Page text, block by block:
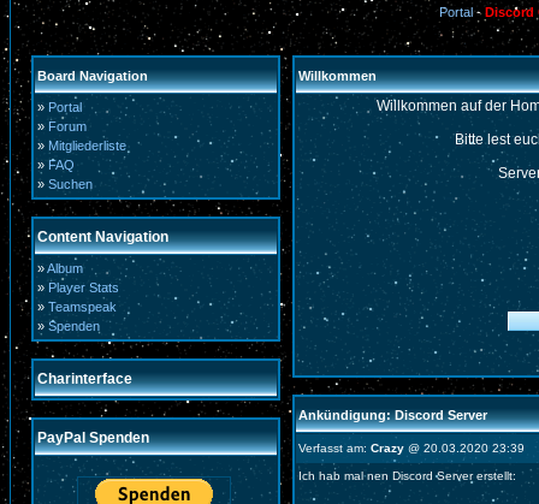
Portal-Discord
Board Navigation
» Portal
» Forum
» Mitgliederliste
» FAQ
» Suchen
Content Navigation
»Album
» Player Stats
» Teamspeak
» Spenden
Charinterface
PayPal Spenden
Willkommen
Willkommen auf der
Bitte lest
Ankündigung: Discord Server
Verfasst am: Crazy @ 20.03.2020 23:39
Ich hab mal nen Discord Server erstellt: